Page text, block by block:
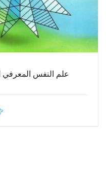
علم النفس المعرفي